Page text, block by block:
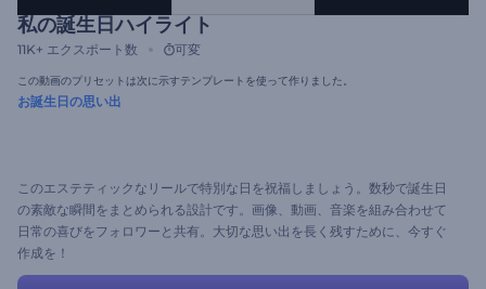
私の誕生日ハイライト
11K+ エクスポート数 可変
この動画のプリセットは次に示すテンプレートを使って作りました。
お誕生日の思い出
このエステティックなリールで特別な日を祝福しましょう。数秒で誕生日
の素敵な瞬間をまとめられる設計です。画像、動画、音楽を組み合わせて
日常の喜びをフォロワーと共有。大切な思い出を長く残すために、今すぐ
作成を！